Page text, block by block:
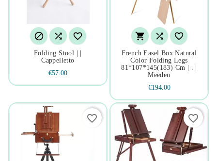
  
Folding Stool | |
Cappelletto
€57.00
  
French Easel Box Natural
Color Folding Legs
81*107*145(183) Cm | . |
Meeden
€194.00
favorite_border favorite_border